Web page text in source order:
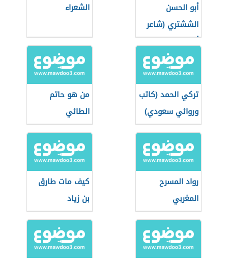
أبو الحسن
الششتري (شاعر
أندلسي)
الشعراء
تركي الحمد (كاتب
وروائي سعودي)
من هو حاتم
الطائي
رواد المسرح
المغربي
كيف مات طارق
بن زياد